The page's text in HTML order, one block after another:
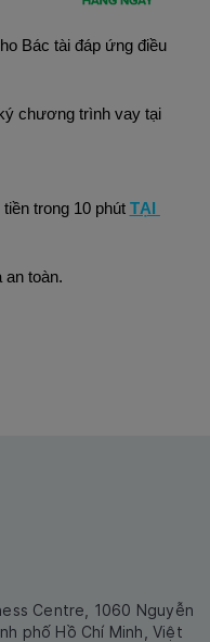
Bác tài đáp ứng điều
chương trình vay tại
trong 10 phút TẠI
an toàn.
Centre, 1060 Nguyễn
phố Hồ Chí Minh, Việt